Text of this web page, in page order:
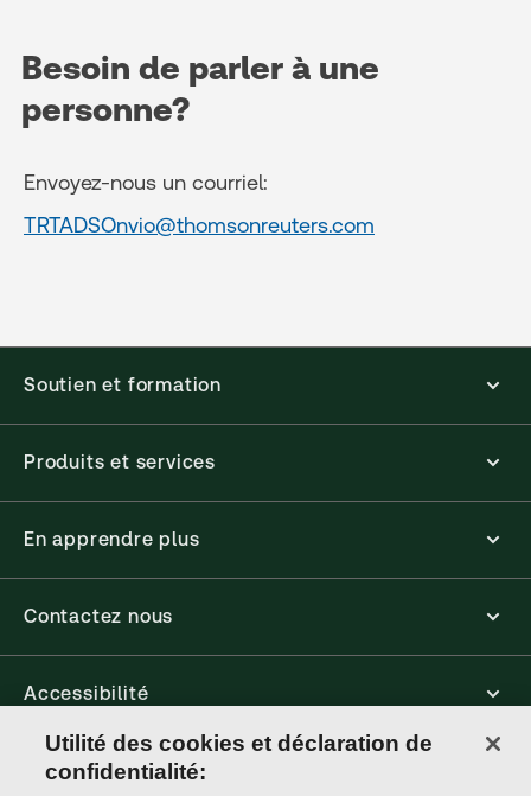
Besoin de parler à une
personne?
Envoyez-nous un courriel:
TRTADSOnvio@thomsonreuters.com
Soutien et formation
Produits et services
En apprendre plus
Contactez nous
Accessibilité
Connect
Utilité des cookies et déclaration de
confidentialité: